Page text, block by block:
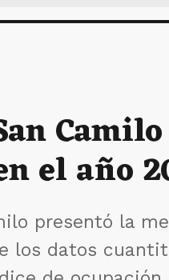
el año
presentó la
los datos